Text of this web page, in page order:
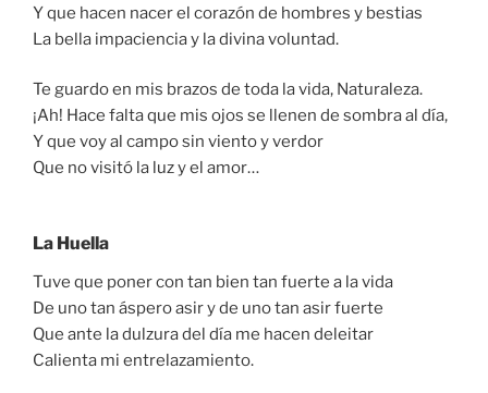
Y que hacen nacer el corazón de hombres y bestias
La bella impaciencia y la divina voluntad.
Te guardo en mis brazos de toda la vida, Naturaleza.
¡Ah! Hace falta que mis ojos se llenen de sombra al día,
Y que voy al campo sin viento y verdor
Que no visitó la luz y el amor…
La Huella
Tuve que poner con tan bien tan fuerte a la vida
De uno tan áspero asir y de uno tan asir fuerte
Que ante la dulzura del día me hacen deleitar
Calienta mi entrelazamiento.